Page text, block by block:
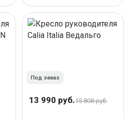
Под заказ
13 990 руб.15 808 руб.